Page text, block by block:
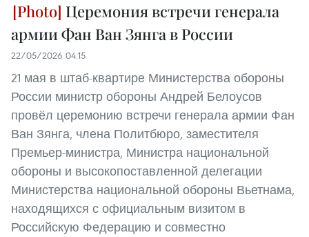
Церемония встречи генерала
армии Фан Ван Зянга в России
22/05/2026 04:15
21 мая в штаб-квартире Министерства обороны
России министр обороны Андрей Белоусов
провёл церемонию встречи генерала армии Фан
Ван Зянга, члена Политбюро, заместителя
Премьер-министра, Министра национальной
обороны и высокопоставленной делегации
Министерства национальной обороны Вьетнама,
находящихся с официальным визитом в
Российскую Федерацию и совместно